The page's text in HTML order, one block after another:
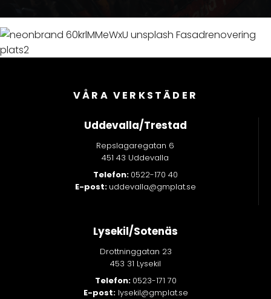
VÅRA VERKSTÄDER
Uddevalla/Trestad
Repslagaregatan 6
451 43 Uddevalla
Telefon: 0522-170 40
E-post: uddevalla@gmplat.se
Lysekil/Sotenäs
Drottninggatan 23
453 31 Lysekil
Telefon: 0523-171 70
E-post:lysekil@gmplat.se